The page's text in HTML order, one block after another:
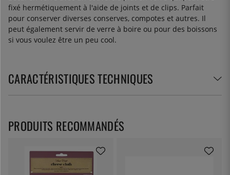
fixé hermétiquement à l'aide de joints et de clips. Parfait
pour conserver diverses conserves, compotes et autres. Il
peut également servir de verre à boire ou pour des boissons
si vous voulez être un peu cool.
CARACTÉRISTIQUES TECHNIQUES
PRODUITS RECOMMANDÉS